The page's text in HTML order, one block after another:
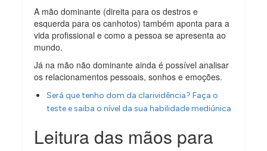
A mão dominante (direita para os destros e
esquerda para os canhotos) também aponta para a
vida profissional e como a pessoa se apresenta ao
mundo.
Já na mão não dominante ainda é possível analisar
os relacionamentos pessoais, sonhos e emoções.
Será que tenho dom da clarividência? Faça o
teste e saiba o nível da sua habilidade mediúnica
Leitura das mãos para